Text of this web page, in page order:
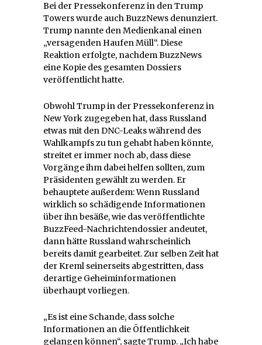
Bei der Pressekonferenz in den Trump
Towers wurde auch BuzzNews denunziert.
Trump nannte den Medienkanal einen
„versagenden Haufen Müll“. Diese
Reaktion erfolgte, nachdem BuzzNews
eine Kopie des gesamten Dossiers
veröffentlicht hatte.
Obwohl Trump in der Pressekonferenz in
New York zugegeben hat, dass Russland
etwas mit den DNC-Leaks während des
Wahlkampfs zu tun gehabt haben könnte,
streitet er immer noch ab, dass diese
Vorgänge ihm dabei helfen sollten, zum
Präsidenten gewählt zu werden. Er
behauptete außerdem: Wenn Russland
wirklich so schädigende Informationen
über ihn besäße, wie das veröffentlichte
BuzzFeed-Nachrichtendossier andeutet,
dann hätte Russland wahrscheinlich
bereits damit gearbeitet. Zur selben Zeit hat
der Kreml seinerseits abgestritten, dass
derartige Geheiminformationen
überhaupt vorliegen.
„Es ist eine Schande, dass solche
Informationen an die Öffentlichkeit
gelangen können“, sagte Trump. „Ich habe